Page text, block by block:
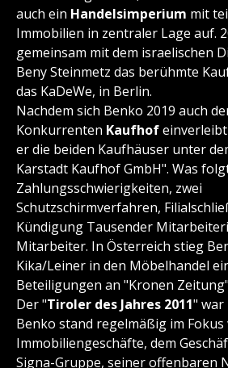
auch ein Handelsimperium mit
Immobilien in zentraler Lage auf.
gemeinsam mit dem israelischen
Beny Steinmetz das berühmte
das KaDeWe, in Berlin.
Nachdem sich Benko 2019 auch
Konkurrenten Kaufhof
er die beiden Kaufhäuser unter
Karstadt Kaufhof GmbH". Was
Zahlungsschwierigkeiten, zwei
Schutzschirmverfahren,
Kündigung Tausender
Mitarbeiter. In Österreich stieg
Kika/Leiner in den Möbelhandel
Beteiligungen an "Kronen
Der "Tiroler des Jahres 2011"
Benko stand regelmäßig im
Immobiliengeschäfte, dem
Signa-Gruppe, seiner offenbaren